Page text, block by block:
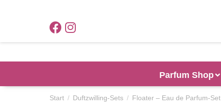
Parfum Shop
Sie befinden sich hier:
Start Duftzwilling-Sets Floater – Eau de Parfum-Set